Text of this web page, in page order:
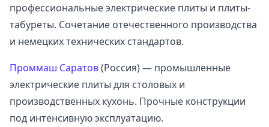
профессиональные электрические плиты и плиты-
табуреты. Сочетание отечественного производства
и немецких технических стандартов.
Проммаш Саратов(Россия) — промышленные
электрические плиты для столовых и
производственных кухонь. Прочные конструкции
под интенсивную эксплуатацию.